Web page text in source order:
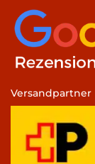
Versandpartner